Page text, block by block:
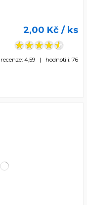
2,00 Kč/ ks
recenze: 4,59 | hodnotili: 76